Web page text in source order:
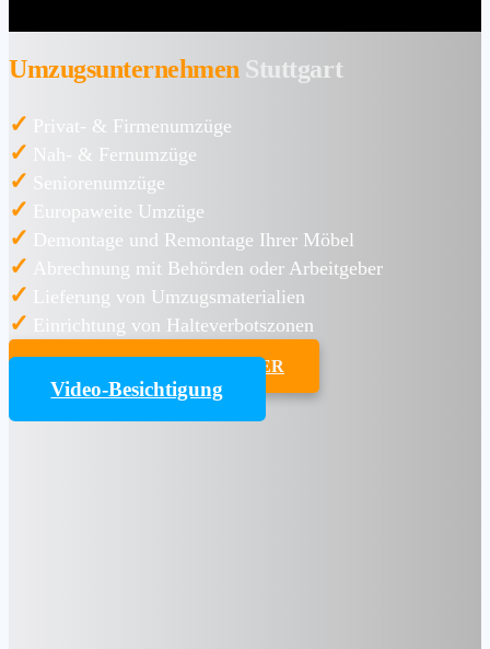
Umzugsunternehmen Stuttgart
✓ Privat- & Firmenumzüge
✓ Nah- & Fernumzüge
✓ Seniorenumzüge
✓ Europaweite Umzüge
✓ Demontage und Remontage Ihrer Möbel
✓ Abrechnung mit Behörden oder Arbeitgeber
✓ Lieferung von Umzugsmaterialien
✓ Einrichtung von Halteverbotszonen
UMZUGSKOSTENRECHNER
Video-Besichtigung